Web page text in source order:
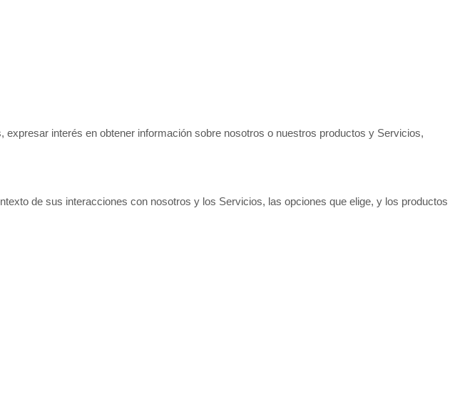
expresar interés en obtener información sobre nosotros o nuestros productos y Servicios,
de sus interacciones con nosotros y los Servicios, las opciones que elige, y los productos